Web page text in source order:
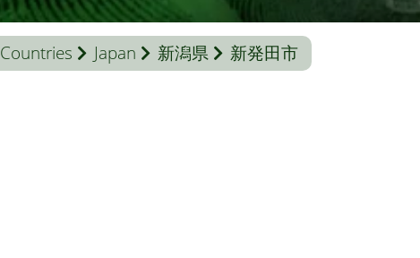
Countries Japan 新潟県 新発田市